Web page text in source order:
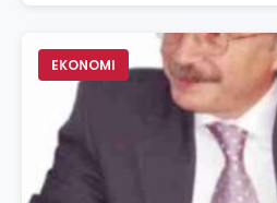
EKONOMI